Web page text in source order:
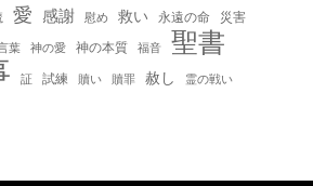
愛 感謝 慰め 救い 永遠の命
災害
葉 神の愛 神の本質 福音 聖書
証 試練 贖い 贖罪 赦し 霊の戦い